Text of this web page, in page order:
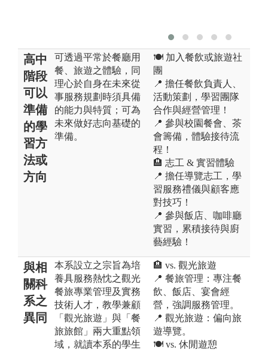
高中
階段
可以
準備
的學
習方
法或
方向
可透過平常於餐廳用
餐、旅遊之體驗，同
理心於自身在未來從
事服務規劃時須具備
的能力與特質；可為
未來做好志向基礎的
準備。
🍽️ 加入餐飲或旅遊社
團
📍 擔任餐飲負責人、
活動策劃，學習團隊
合作與經營管理！
📍 參與校園餐會、茶
會籌備，體驗接待流
程！
🏨 志工 & 實習體驗
📍 擔任導覽志工，學
習服務禮儀與顧客應
對技巧！
📍 參與飯店、咖啡廳
實習，累積接待與廚
藝經驗！
與相
關科
系之
異同
本系設立之宗旨為培
養具服務熱忱之觀光
餐旅專業管理及實務
技術人才，教學兼顧
「觀光旅遊」與「餐
旅旅館」兩大重點領
域，就讀本系的學生
🏨 vs. 觀光旅遊
📍 餐旅管理：專注餐
飲、飯店、宴會經
營，強調服務管理。
📍 觀光旅遊：偏向旅
遊導覽。
🍽️ vs. 休閒遊憩